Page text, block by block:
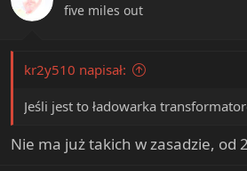
five miles out
kr2y510 napisał:
Jeśli jest to ładowarka
Nie ma już takich w zasadzie, od